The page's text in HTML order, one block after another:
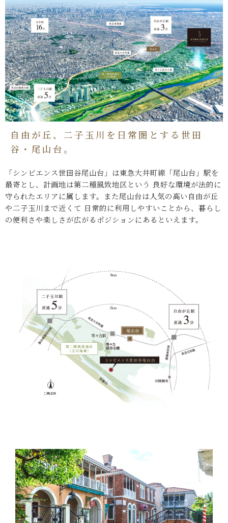
自由が丘、二子玉川を日常圏とする世田
谷・尾山台。
「シンビエンス世田谷尾山台」は東急大井町線「尾山台」駅を
最寄とし、計画地は第二種風致地区という 良好な環境が法的に
守られたエリアに属します。また尾山台は人気の高い自由が丘
や二子玉川まで近くて 日常的に利用しやすいことから、暮らし
の便利さや楽しさが広がるポジションにあるといえます。